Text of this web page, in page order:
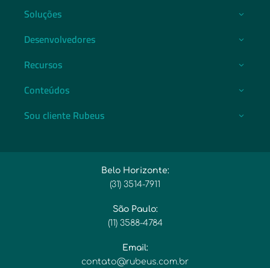
Soluções
Desenvolvedores
Recursos
Conteúdos
Sou cliente Rubeus
Belo Horizonte:
(31) 3514-7911​
São Paulo:
(11) 3588-4784​
Email:​
contato@rubeus.com.br​